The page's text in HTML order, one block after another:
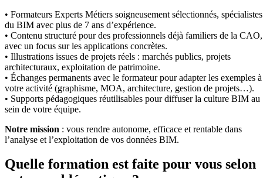
• Formateurs Experts Métiers soigneusement sélectionnés, spécialistes
du BIM avec plus de 7 ans d’expérience.
• Contenu structuré pour des professionnels déjà familiers de la CAO,
avec un focus sur les applications concrètes.
• Illustrations issues de projets réels : marchés publics, projets
architecturaux, exploitation de patrimoine.
• Échanges permanents avec le formateur pour adapter les exemples à
votre activité (graphisme, MOA, architecture, gestion de projets…).
• Supports pédagogiques réutilisables pour diffuser la culture BIM au
sein de votre équipe.
Notre mission : vous rendre autonome, efficace et rentable dans
l’analyse et l’exploitation de vos données BIM.
Quelle formation est faite pour vous selon